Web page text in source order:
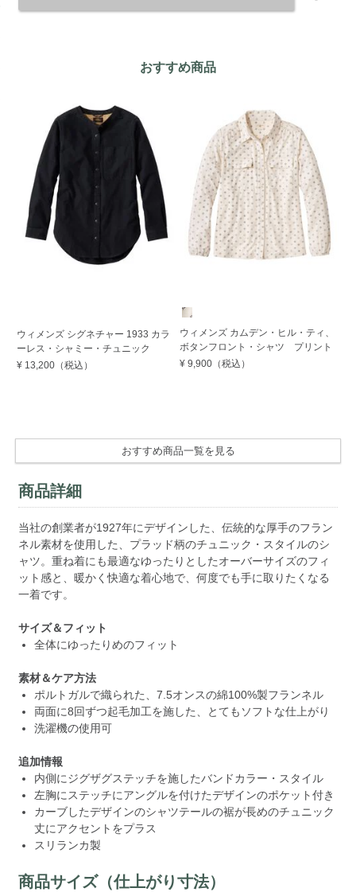
おすすめ商品
ウィメンズ シグネチャー 1933 カラ
ーレス・シャミー・チュニック
¥ 13,200（税込）
ウィメンズ カムデン・ヒル・ティ、
ボタンフロント・シャツ プリント
¥ 9,900 （税込）
おすすめ商品一覧を見る
商品詳細
当社の創業者が1927年にデザインした、伝統的な厚手のフラン
ネル素材を使用した、プラッド柄のチュニック・スタイルのシ
ャツ。重ね着にも最適なゆったりとしたオーバーサイズのフィ
ット感と、暖かく快適な着心地で、何度でも手に取りたくなる
一着です。
サイズ＆フィット
全体にゆったりめのフィット
素材＆ケア方法
ポルトガルで織られた、7.5オンスの綿100%製フランネル
両面に8回ずつ起毛加工を施した、とてもソフトな仕上がり
洗濯機の使用可
追加情報
内側にジグザグステッチを施したバンドカラー・スタイル
左胸にステッチにアングルを付けたデザインのポケット付き
カーブしたデザインのシャツテールの裾が長めのチュニック
丈にアクセントをプラス
スリランカ製
商品サイズ（仕上がり寸法）